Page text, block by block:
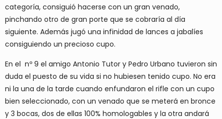
categoría, consiguió hacerse con un gran venado,
pinchando otro de gran porte que se cobraría al día
siguiente. Además jugó una infinidad de lances a jabalíes
consiguiendo un precioso cupo.
En el nº 9 el amigo Antonio Tutor y Pedro Urbano tuvieron sin
duda el puesto de su vida si no hubiesen tenido cupo. No era
ni la una de la tarde cuando enfundaron el rifle con un cupo
bien seleccionado, con un venado que se meterá en bronce
y 3 bocas, dos de ellas 100% homologables y la otra andará